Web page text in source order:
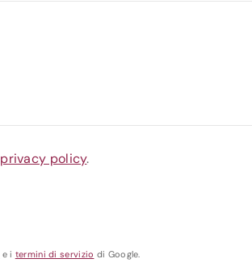
privacy policy.
e i termini di servizio di Google.